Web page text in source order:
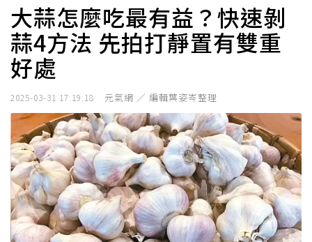
大蒜怎麼吃最有益？快速剝
蒜4方法 先拍打靜置有雙重
好處
2025-03-31 17:19:18 元氣網 ／ 編輯葉姿岑整理